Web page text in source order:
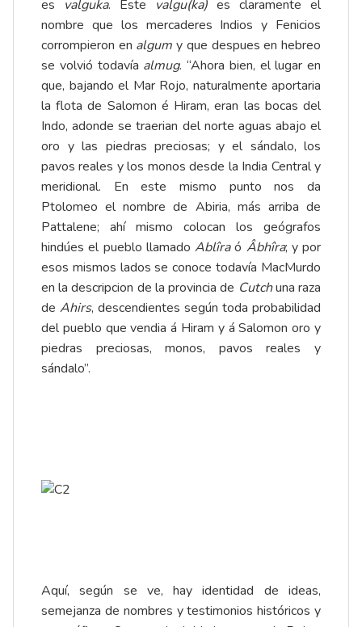
es valguka. Este valgu(ka) es claramente el
nombre que los mercaderes Indios y Fenicios
corrompieron en algumy que despues en hebreo
se volvió todavía almug. “Ahora bien, el lugar en
que, bajando el Mar Rojo, naturalmente aportaria
la flota de Salomon é Hiram, eran las bocas del
Indo, adonde se traerian del norte aguas abajo el
oro y las piedras preciosas; y el sándalo, los
pavos reales y los monos desde la India Central y
meridional. En este mismo punto nos da
Ptolomeo el nombre de Abiria, más arriba de
Pattalene; ahí mismo colocan los geógrafos
hindúes el pueblo llamado Ablîraó Âbhîra; y por
esos mismos lados se conoce todavía MacMurdo
en la descripcion de la provincia de Cutchuna raza
de Ahirs, descendientes según toda probabilidad
del pueblo que vendia á Hiram y á Salomon oro y
piedras preciosas, monos, pavos reales y
sándalo”.
Aquí, según se ve, hay identidad de ideas,
semejanza de nombres y testimonios históricos y